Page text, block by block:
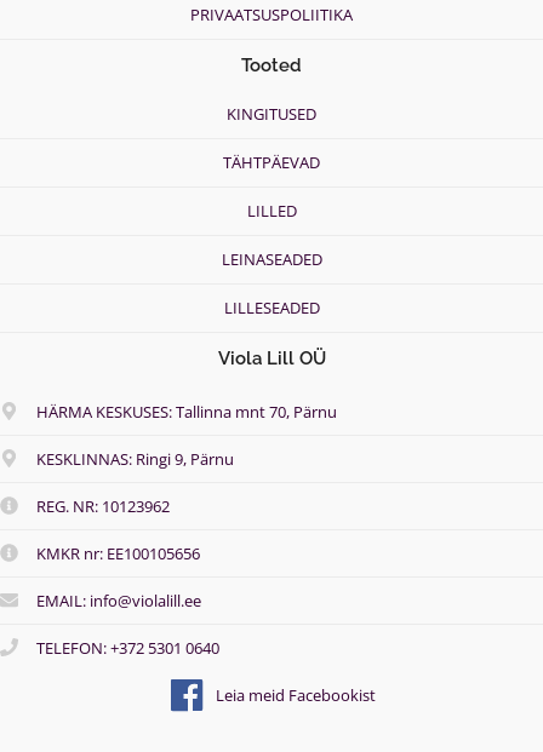
PRIVAATSUSPOLIITIKA
Tooted
KINGITUSED
TÄHTPÄEVAD
LILLED
LEINASEADED
LILLESEADED
Viola Lill OÜ
HÄRMA KESKUSES: Tallinna mnt 70, Pärnu
KESKLINNAS: Ringi 9, Pärnu
REG. NR: 10123962
KMKR nr: EE100105656
EMAIL: info@violalill.ee
TELEFON: +372 5301 0640
Leia meid Facebookist